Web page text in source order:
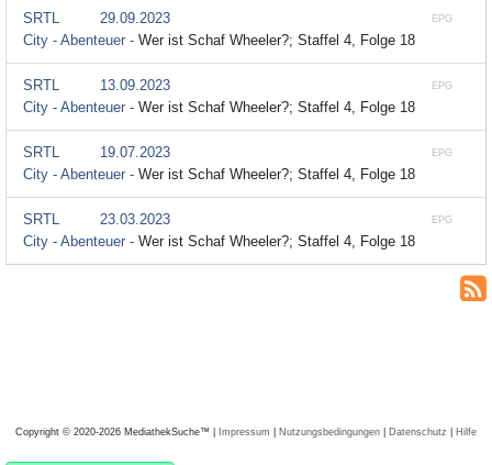
EPG
SRTL
29.09.2023
City - Abenteuer - Wer ist Schaf Wheeler?; Staffel 4, Folge 18
EPG
SRTL
13.09.2023
City - Abenteuer - Wer ist Schaf Wheeler?; Staffel 4, Folge 18
EPG
SRTL
19.07.2023
City - Abenteuer - Wer ist Schaf Wheeler?; Staffel 4, Folge 18
EPG
SRTL
23.03.2023
City - Abenteuer - Wer ist Schaf Wheeler?; Staffel 4, Folge 18
Copyright © 2020-2026 MediathekSuche™ | Impressum | Nutzungsbedingungen | Datenschutz | Hilfe